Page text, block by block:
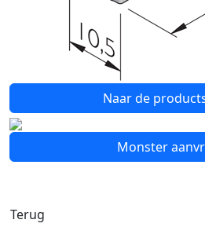
Naar de
Monster
Terug